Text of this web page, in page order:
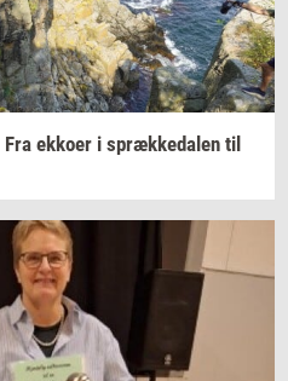
Fra ek­ko­er i spræk­ke­da­len til